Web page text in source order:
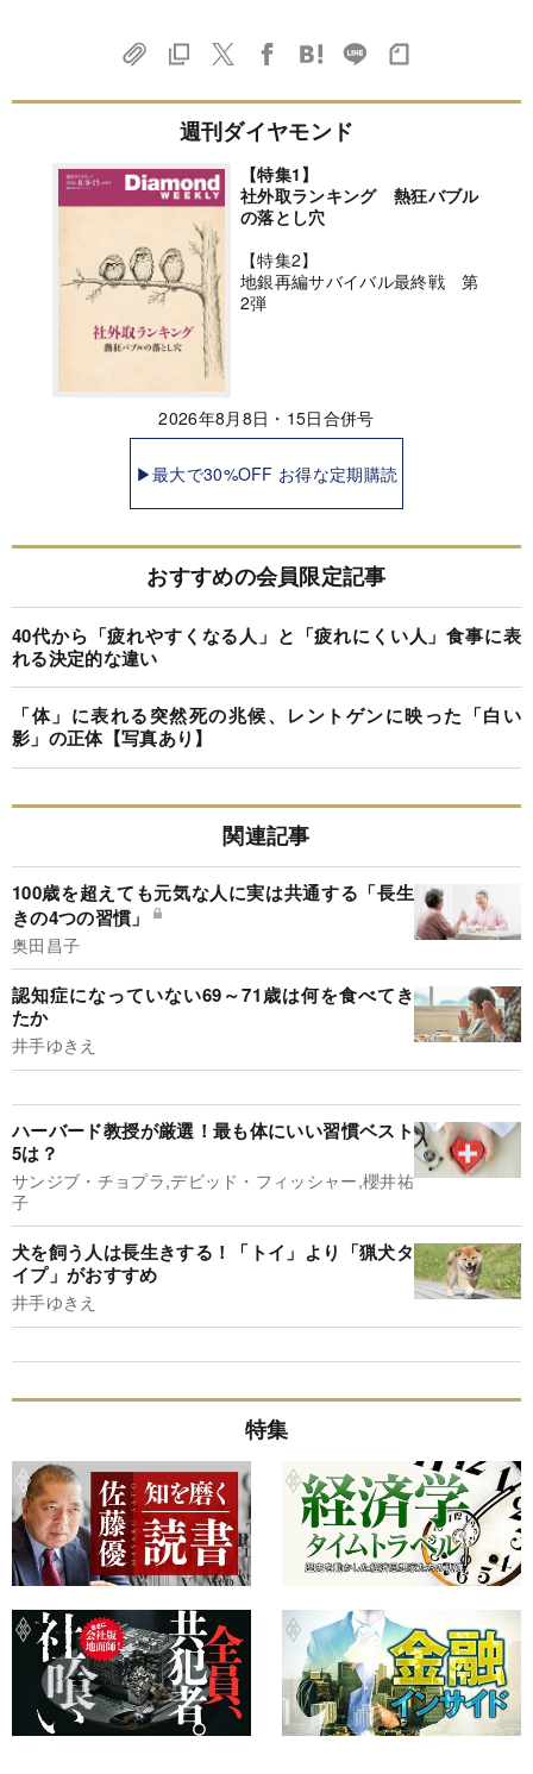
週刊ダイヤモンド
【特集1】
社外取ランキング 熱狂バブル
の落とし穴
【特集2】
地銀再編サバイバル最終戦 第
2弾
2026年8月8日・15日合併号
▶最大で30%OFF お得な定期購読
おすすめの会員限定記事
40代から「疲れやすくなる人」と「疲れにくい人」食事に表
れる決定的な違い
「体」に表れる突然死の兆候、レントゲンに映った「白い
影」の正体【写真あり】
関連記事
100歳を超えても元気な人に実は共通する「長生
きの4つの習慣」
奥田昌子
認知症になっていない69～71歳は何を食べてき
たか
井手ゆきえ
ハーバード教授が厳選！最も体にいい習慣ベスト
5は？
サンジブ・チョプラ,デビッド・フィッシャー,櫻井祐
子
犬を飼う人は長生きする！「トイ」より「猟犬タ
イプ」がおすすめ
井手ゆきえ
特集